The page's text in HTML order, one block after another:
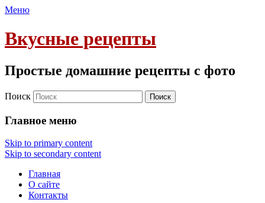
Меню
Вкусные рецепты
Простые домашние рецепты с фото
Поиск
Главное меню
Skip to primary content
Skip to secondary content
Главная
О сайте
Контакты